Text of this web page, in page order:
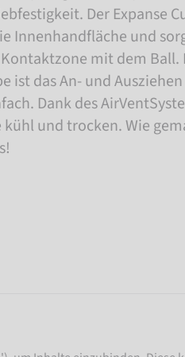
Der Expanse
Innenhandfläche und
mit dem Ball.
ist das An- und
Dank des
und trocken. Wie